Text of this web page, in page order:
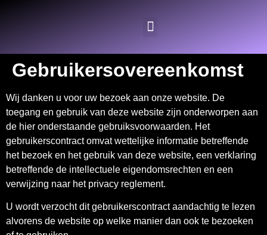
Gebruikersovereenkomst
Wij danken u voor uw bezoek aan onze website. De
toegang en gebruik van deze website zijn onderworpen aan
de hier onderstaande gebruiksvoorwaarden. Het
gebruikerscontract omvat wettelijke informatie betreffende
het bezoek en het gebruik van deze website, een verklaring
betreffende de intellectuele eigendomsrechten en een
verwijzing naar het privacy reglement.
U wordt verzocht dit gebruikerscontract aandachtig te lezen
alvorens de website op welke manier dan ook te bezoeken